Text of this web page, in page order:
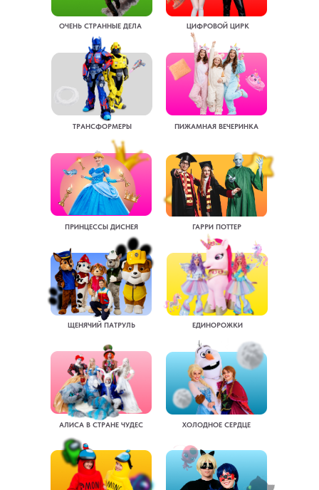
ГАРРИ ПОТТЕР
ЕДИНОРОЖКИ
ЩЕНЯЧИЙ ПАТРУЛЬ
ХОЛОДНОЕ СЕРДЦЕ
ОЧЕНЬ СТРАННЫЕ ДЕЛА
ПРИНЦЕССЫ ДИСНЕЯ
АЛИСА В СТРАНЕ ЧУДЕС
ЦИФРОВОЙ ЦИРК
ПИЖАМНАЯ ВЕЧЕРИНКА
ТРАНСФОРМЕРЫ